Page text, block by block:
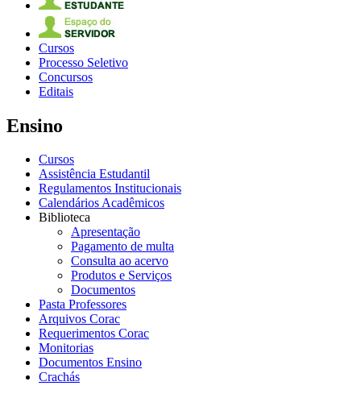
Cursos
Processo Seletivo
Concursos
Editais
Ensino
Cursos
Assistência Estudantil
Regulamentos Institucionais
Calendários Acadêmicos
Biblioteca
Apresentação
Pagamento de multa
Consulta ao acervo
Produtos e Serviços
Documentos
Pasta Professores
Arquivos Corac
Requerimentos Corac
Monitorias
Documentos Ensino
Crachás